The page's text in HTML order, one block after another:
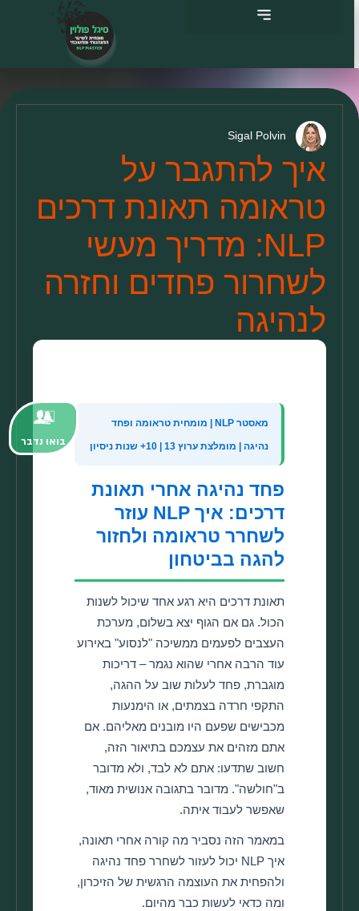
Sigal Polvin
איך להתגבר על
טראומה תאונת דרכים
NLP: מדריך מעשי
לשחרור פחדים וחזרה
לנהיגה
מאסטר NLP | מומחית טראומה ופחד
נהיגה | מומלצת ערוץ 13 | 10+ שנות ניסיון
פחד נהיגה אחרי תאונת
דרכים: איך NLP עוזר
לשחרר טראומה ולחזור
להגה בביטחון
תאונת דרכים היא רגע אחד שיכול לשנות
הכול. גם אם הגוף יצא בשלום, מערכת
העצבים לפעמים ממשיכה "לנסוע" באירוע
עוד הרבה אחרי שהוא נגמר – דריכות
מוגברת, פחד לעלות שוב על ההגה,
התקפי חרדה בצמתים, או הימנעות
מכבישים שפעם היו מובנים מאליהם. אם
אתם מזהים את עצמכם בתיאור הזה,
חשוב שתדעו: אתם לא לבד, ולא מדובר
ב"חולשה". מדובר בתגובה אנושית מאוד,
שאפשר לעבוד איתה.
במאמר הזה נסביר מה קורה אחרי תאונה,
איך NLP יכול לעזור לשחרר פחד נהיגה
ולהפחית את העוצמה הרגשית של הזיכרון,
ומה כדאי לעשות כבר מהיום.
בואו נדבר